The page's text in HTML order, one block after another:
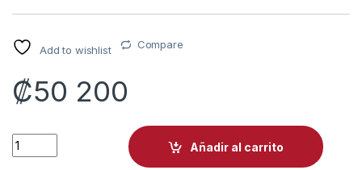
Add to wishlist Compare
₡50 200
MOUSE GAMING LOGITECH G502 X ALÁMBRICO USB
Añadir al carrito